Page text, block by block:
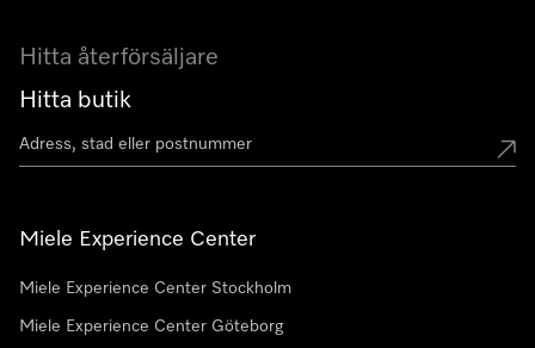
Hitta återförsäljare
Hitta butik
Miele Experience Center
Miele Experience Center Stockholm
Miele Experience Center Göteborg